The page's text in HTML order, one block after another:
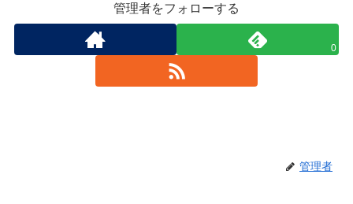
管理者をフォローする
0
管理者